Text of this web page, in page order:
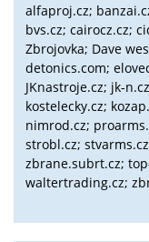
alfaproj.cz;
bvs.cz; cairocz.cz;
Zbrojovka; Dave
detonics.com;
JKnastroje.cz; jk-
kostelecky.cz;
nimrod.cz;
strobl.cz;
zbrane.subrt.cz;
waltertrading.cz;